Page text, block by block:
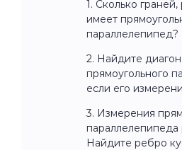
1. Сколько
имеет
параллелепипед?
2. Найдите
прямоугольного
если его
3. Измерения
параллелепипеда
Найдите ребро